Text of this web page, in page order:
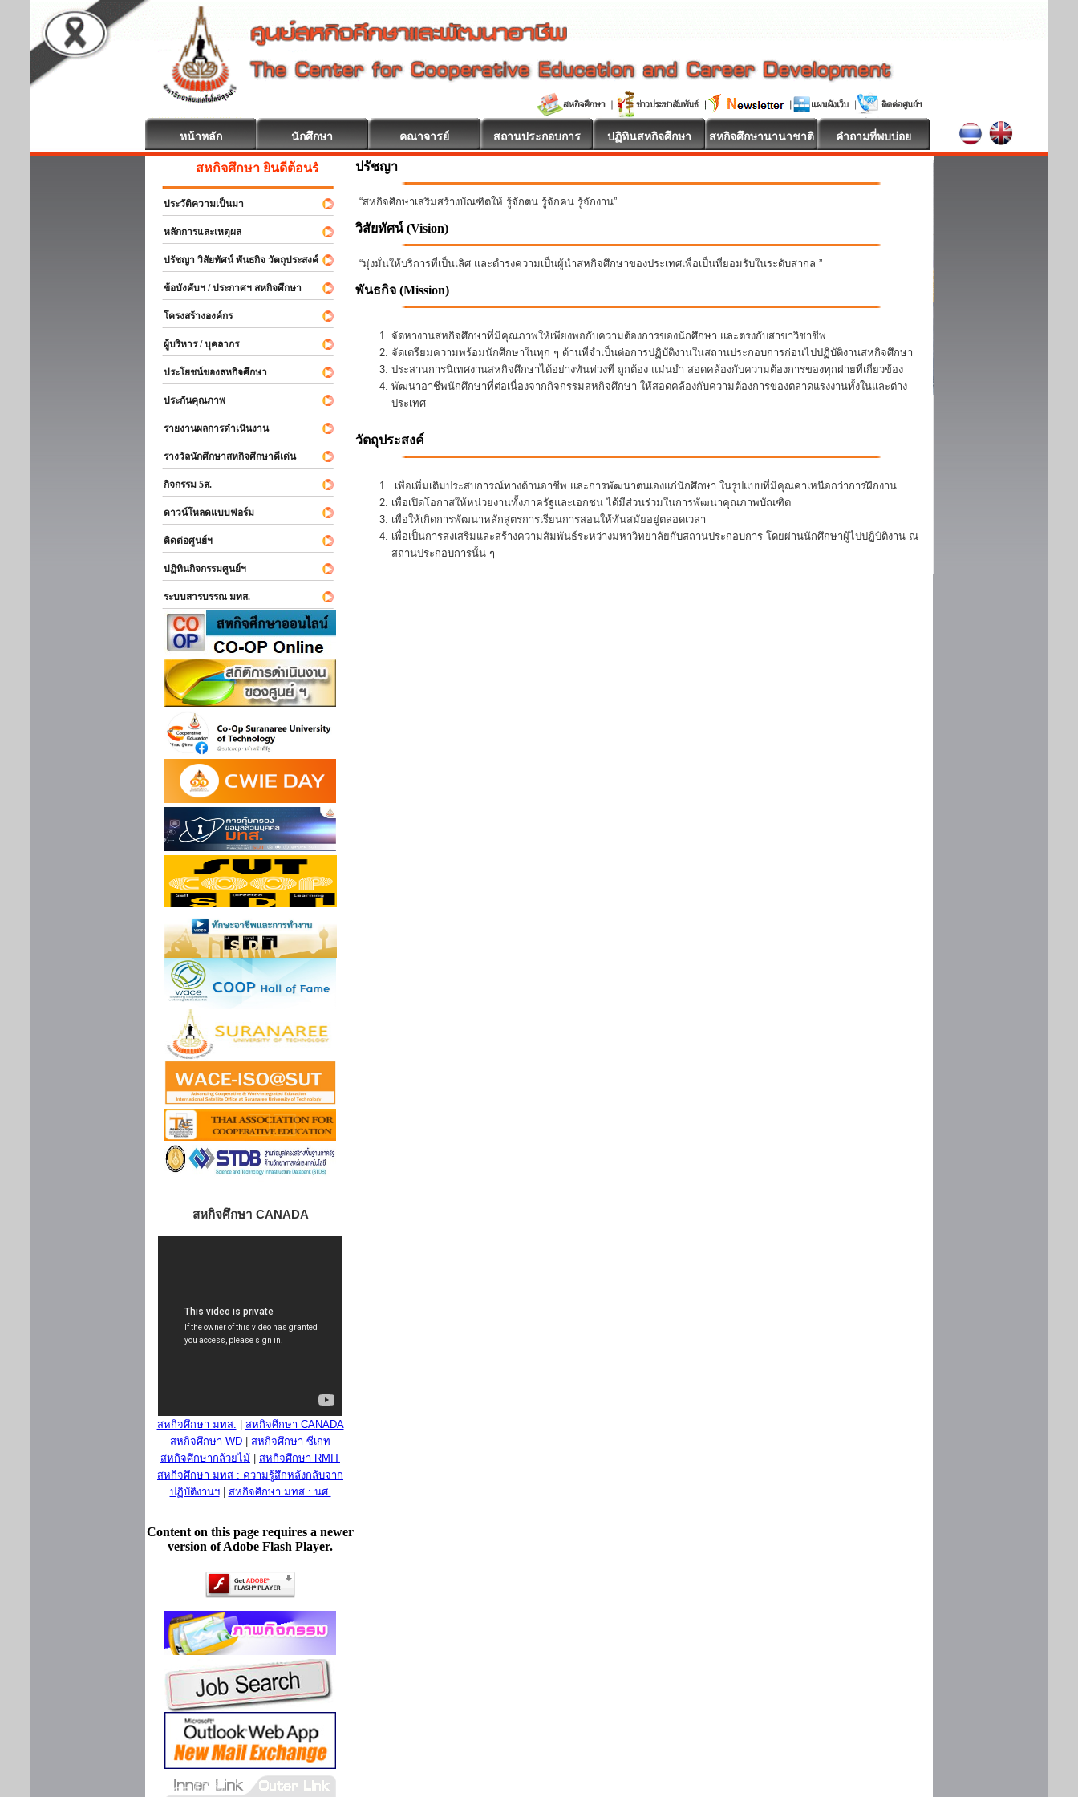
หน้าหลัก นักศึกษา คณาจารย์ สถานประกอบการ ปฏิทินสหกิจศึกษา สหกิจศึกษานานาชาติ คำถามที่พบบ่อย
สหกิจศึกษา ยินดีต้อนรับ
ประวัติความเป็นมา
หลักการและเหตุผล
ปรัชญา วิสัยทัศน์ พันธกิจ วัตถุประสงค์
ข้อบังคับฯ / ประกาศฯ สหกิจศึกษา
โครงสร้างองค์กร
ผู้บริหาร / บุคลากร
ประโยชน์ของสหกิจศึกษา
ประกันคุณภาพ
รายงานผลการดำเนินงาน
รางวัลนักศึกษาสหกิจศึกษาดีเด่น
กิจกรรม 5ส.
ดาวน์โหลดแบบฟอร์ม
ติดต่อศูนย์ฯ
ปฏิทินกิจกรรมศูนย์ฯ
ระบบสารบรรณ มทส.
สหกิจศึกษา CANADA
สหกิจศึกษา มทส.
สหกิจศึกษา CANADA
สหกิจศึกษา WD
สหกิจศึกษา ซีเกท
สหกิจศึกษากล้วยไม้
สหกิจศึกษา RMIT
สหกิจศึกษา มทส : ความรู้สึกหลังกลับจาก
ปฏิบัติงานฯ| สหกิจศึกษา มทส : นศ.
Content on this page requires a newer
version of Adobe Flash Player.
ปรัชญา
“สหกิจศึกษาเสริมสร้างบัณฑิตให้ รู้จักตน รู้จักคน รู้จักงาน”
วิสัยทัศน์ (Vision)
“มุ่งมั่นให้บริการที่เป็นเลิศ และดำรงความเป็นผู้นำสหกิจศึกษาของประเทศเพื่อเป็นที่ยอมรับในระดับสากล ”
พันธกิจ (Mission)
จัดหางานสหกิจศึกษาที่มีคุณภาพให้เพียงพอกับความต้องการของนักศึกษา และตรงกับสาขาวิชาชีพ
จัดเตรียมความพร้อมนักศึกษาในทุก ๆ ด้านที่จำเป็นต่อการปฏิบัติงานในสถานประกอบการก่อนไปปฏิบัติงานสหกิจศึกษา
ประสานการนิเทศงานสหกิจศึกษาได้อย่างทันท่วงที ถูกต้อง แม่นยำ สอดคล้องกับความต้องการของทุกฝ่ายที่เกี่ยวข้อง
พัฒนาอาชีพนักศึกษาที่ต่อเนื่องจากกิจกรรมสหกิจศึกษา ให้สอดคล้องกับความต้องการของตลาดแรงงานทั้งในและต่าง
ประเทศ
วัตถุประสงค์
เพื่อเพิ่มเติมประสบการณ์ทางด้านอาชีพ และการพัฒนาตนเองแก่นักศึกษา ในรูปแบบที่มีคุณค่าเหนือกว่าการฝึกงาน
เพื่อเปิดโอกาสให้หน่วยงานทั้งภาครัฐและเอกชน ได้มีส่วนร่วมในการพัฒนาคุณภาพบัณฑิต
เพื่อให้เกิดการพัฒนาหลักสูตรการเรียนการสอนให้ทันสมัยอยู่ตลอดเวลา
เพื่อเป็นการส่งเสริมและสร้างความสัมพันธ์ระหว่างมหาวิทยาลัยกับสถานประกอบการ โดยผ่านนักศึกษาผู้ไปปฏิบัติงาน ณ
สถานประกอบการนั้น ๆ